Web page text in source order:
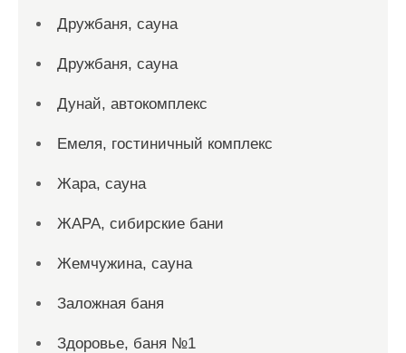
Дружбаня, сауна
Дружбаня, сауна
Дунай, автокомплекс
Емеля, гостиничный комплекс
Жара, сауна
ЖАРА, сибирские бани
Жемчужина, сауна
Заложная баня
Здоровье, баня №1